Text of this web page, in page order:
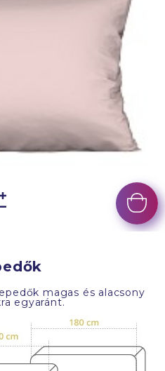
70x50 cm
magas és alacsony
egyaránt.